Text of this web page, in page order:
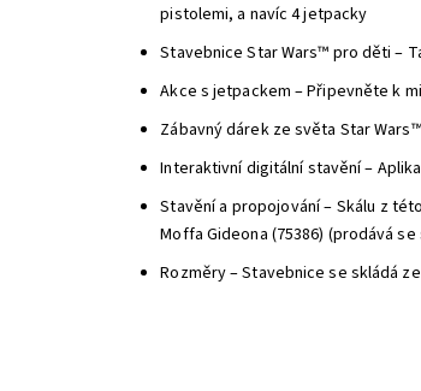
pistolemi, a navíc 4 jetpacky
Stavebnice Star Wars™ pro děti –
Akce s jetpackem – Připevněte k
Zábavný dárek ze světa Star
Interaktivní digitální stavění –
Stavění a propojování – Skálu z
Moffa Gideona (75386) (prodává
Rozměry – Stavebnice se skládá